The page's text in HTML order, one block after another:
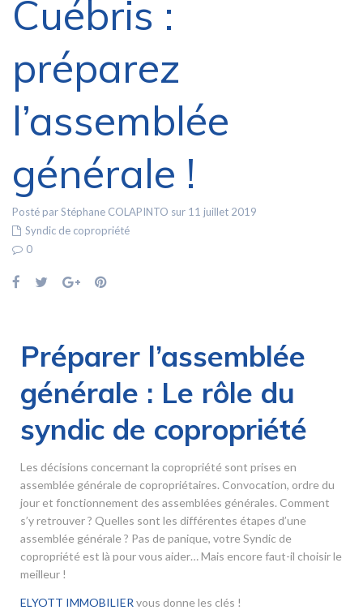
Cuébris :
préparez
l’assemblée
générale !
Posté par Stéphane COLAPINTO sur 11 juillet 2019
Syndic de copropriété
0
Préparer l’assemblée
générale : Le rôle du
syndic de copropriété
Les décisions concernant la copropriété sont prises en
assemblée générale de copropriétaires. Convocation, ordre du
jour et fonctionnement des assemblées générales. Comment
s’y retrouver ? Quelles sont les différentes étapes d’une
assemblée générale ? Pas de panique, votre Syndic de
copropriété est là pour vous aider… Mais encore faut-il choisir le
meilleur !
ELYOTT IMMOBILIER vous donne les clés !